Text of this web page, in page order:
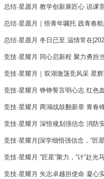
总结·星愿月 教学创新展匠心 说课
总结·星愿月｜悟青年嘱托 践青春航
总结·星愿月 冬日已至 温情常在
竞技·星耀月 同心启新程 聚力勇担
竞技·星耀月｜双湖激荡竞风采 星
竞技·星耀月 铮铮誓言明心志 红色
竞技·星耀月 两湖战鼓翻新章 青春
竞技·星耀月 深悟规划强信念 消防
竞技·星耀月|深学细悟强信念，“匠
竞技·星耀月 “匠星”聚力，“计”赴光
竞技·星耀月 矢志卓越担使命 凝心